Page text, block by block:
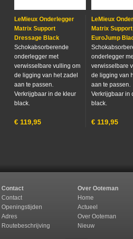
LeMieux Onderlegger
Matrix Support
Dressage Black
Schokabsorberende
onderlegger met
verwisselbare vulling om
de ligging van het zadel
aan te passen.
Verkrijgbaar in de kleur
black.
€ 119,95
LeMieux
Matrix Support
EuroJump
onderlegger
verwisselbare
de ligging van
aan te passen.
Verkrijgbaar in
black.
€ 119,95
Contact
Over Ooteman
Contact
Home
Openingstijden
Actueel
Adres
Over Ooteman
Routebeschrijving
Nieuw